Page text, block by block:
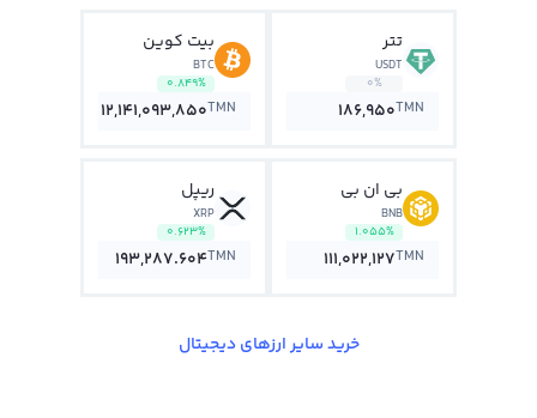
تتر
USDT
0%
186,950TMN
بیت کوین
BTC
0.849%
12,141,093,850TMN
بی ان بی
BNB
1.055%
111,022,127TMN
ریپل
XRP
0.623%
193,287.604TMN
خرید سایر ارزهای دیجیتال